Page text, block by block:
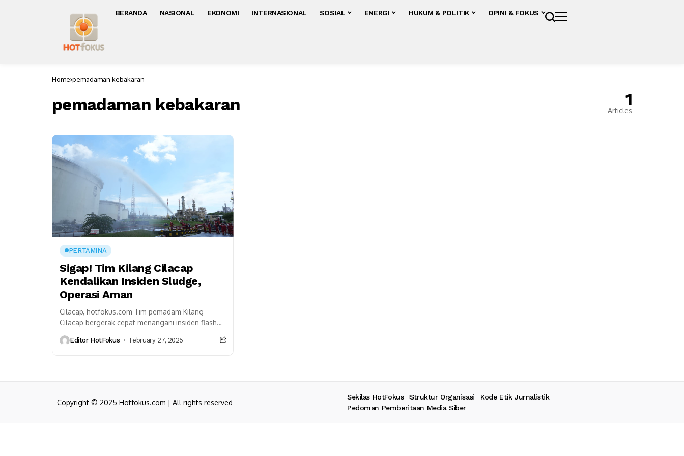
BERANDA NASIONAL EKONOMI INTERNASIONAL SOSIAL ENERGI HUKUM & POLITIK OPINI & FOKUS
Home pemadaman kebakaran
pemadaman kebakaran 1
Articles
PERTAMINA
Sigap! Tim Kilang Cilacap
Kendalikan Insiden Sludge,
Operasi Aman
Cilacap, hotfokus.com Tim pemadam Kilang
Cilacap bergerak cepat menangani insiden flash
proses pembersihan. Kegiatan ini...
Editor HotFokus February 27, 2025
Copyright © 2025 Hotfokus.com | All rights reserved
Sekilas HotFokus Struktur Organisasi
Kode Etik Jurnalistik
Pedoman Pemberitaan Media Siber